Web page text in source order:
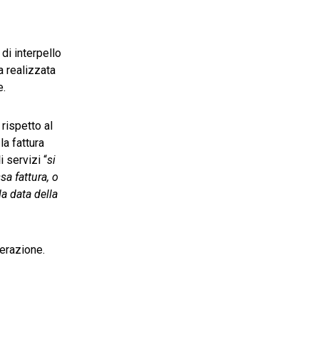
di interpello
realizzata
al
fattura
servizi “si
fattura, o
data della